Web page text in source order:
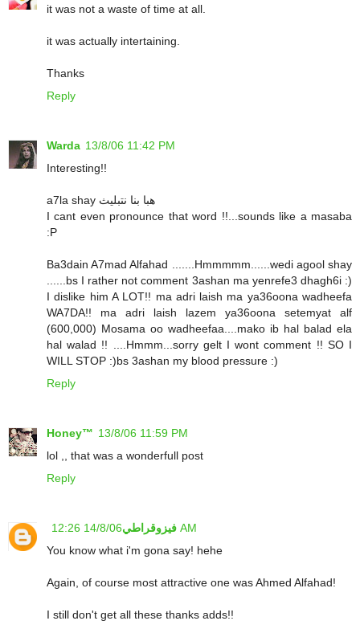
it was not a waste of time at all.
it was actually intertaining.
Thanks
Reply
Warda 13/8/06 11:42 PM
Interesting!!
a7la shay هبا بنا نتبليث
I cant even pronounce that word !!...sounds like a masaba
:P
Ba3dain A7mad Alfahad .......Hmmmmm......wedi agool shay
......bs I rather not comment 3ashan ma yenrefe3 dhagh6i :)
I dislike him A LOT!! ma adri laish ma ya36oona wadheefa
WA7DA!! ma adri laish lazem ya36oona setemyat alf
(600,000) Mosama oo wadheefaa....mako ib hal balad ela
hal walad !! ....Hmmm...sorry gelt I wont comment !! SO I
WILL STOP :)bs 3ashan my blood pressure :)
Reply
Honey™ 13/8/06 11:59 PM
lol ,, that was a wonderfull post
Reply
فيزوقراطي 14/8/06 12:26 AM
You know what i'm gona say! hehe
Again, of course most attractive one was Ahmed Alfahad!
I still don't get all these thanks adds!!